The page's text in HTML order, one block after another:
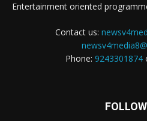
Entertainment oriented
Contact us:
Phone: 9243301874